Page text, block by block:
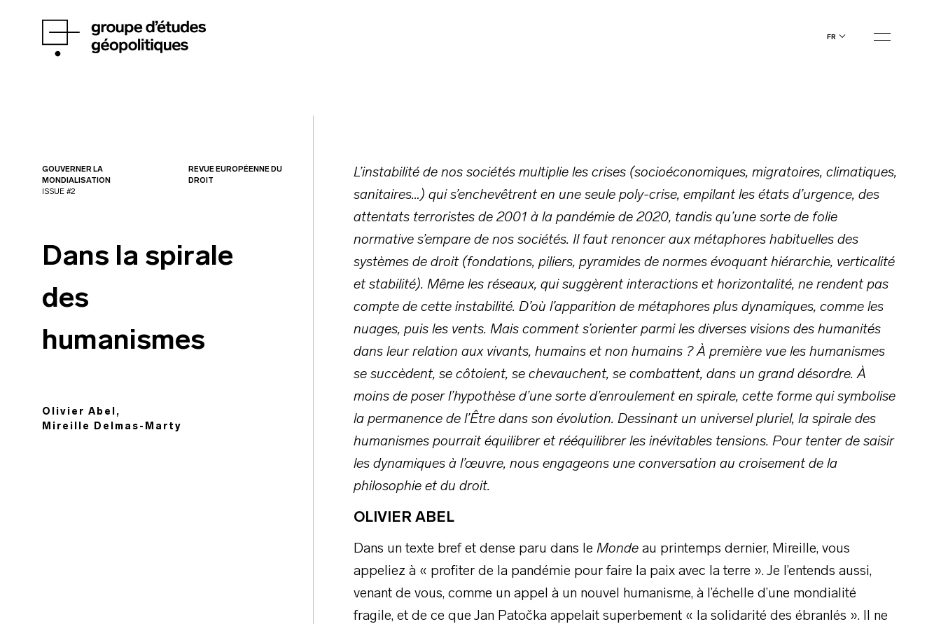
fr
GOUVERNER LA
MONDIALISATION
ISSUE #2
REVUE EUROPÉENNE DU
DROIT
Dans la spirale
des
humanismes
Olivier Abel,
Mireille Delmas-Marty
L’instabilité de nos sociétés multiplie les crises (socioéconomiques, migratoires, climatiques,
sanitaires…) qui s’enchevêtrent en une seule poly-crise, empilant les états d’urgence, des
attentats terroristes de 2001 à la pandémie de 2020, tandis qu’une sorte de folie
normative s’empare de nos sociétés. Il faut renoncer aux métaphores habituelles des
systèmes de droit (fondations, piliers, pyramides de normes évoquant hiérarchie, verticalité
et stabilité). Même les réseaux, qui suggèrent interactions et horizontalité, ne rendent pas
compte de cette instabilité. D’où l’apparition de métaphores plus dynamiques, comme les
nuages, puis les vents. Mais comment s’orienter parmi les diverses visions des humanités
dans leur relation aux vivants, humains et non humains ? À première vue les humanismes
se succèdent, se côtoient, se chevauchent, se combattent, dans un grand désordre. À
moins de poser l’hypothèse d’une sorte d’enroulement en spirale, cette forme qui symbolise
la permanence de l’Être dans son évolution. Dessinant un universel pluriel, la spirale des
humanismes pourrait équilibrer et rééquilibrer les inévitables tensions. Pour tenter de saisir
les dynamiques à l’œuvre, nous engageons une conversation au croisement de la
philosophie et du droit.
OLIVIER ABEL
Dans un texte bref et dense paru dans le Mondeau printemps dernier, Mireille, vous
appeliez à « profiter de la pandémie pour faire la paix avec la terre ». Je l’entends aussi,
venant de vous, comme un appel à un nouvel humanisme, à l’échelle d’une mondialité
fragile, et de ce que Jan Patočka appelait superbement « la solidarité des ébranlés ». Il ne